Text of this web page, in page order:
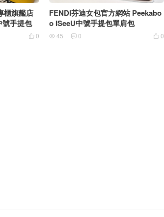
櫃旗艦店
手提包
 0
FENDI芬迪女包官方網站 Peekabo
o ISeeU中號手提包單肩包
 0
 45  0